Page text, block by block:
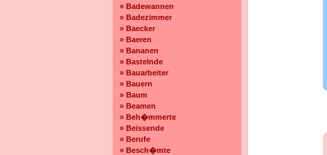
» Badewannen
» Badezimmer
» Baecker
» Baeren
» Bananen
» Bastelnde
» Bauarbeiter
» Bauern
» Baum
» Beamen
» Beh�mmerte
» Beissende
» Berufe
» Besch�mte